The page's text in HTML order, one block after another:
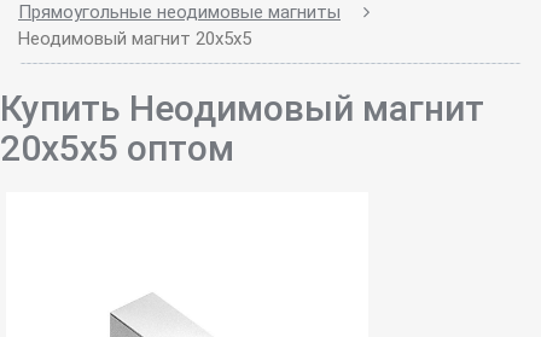
Прямоугольные неодимовые магниты
Неодимовый магнит 20х5х5
Купить Неодимовый магнит
20х5х5 оптом